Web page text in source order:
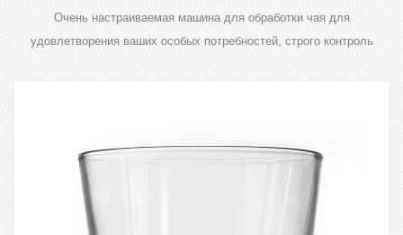
Очень настраиваемая машина для обработки чая для
удовлетворения ваших особых потребностей, строго контроль